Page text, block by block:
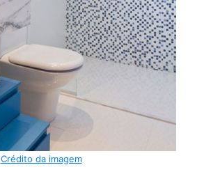
Crédito da imagem